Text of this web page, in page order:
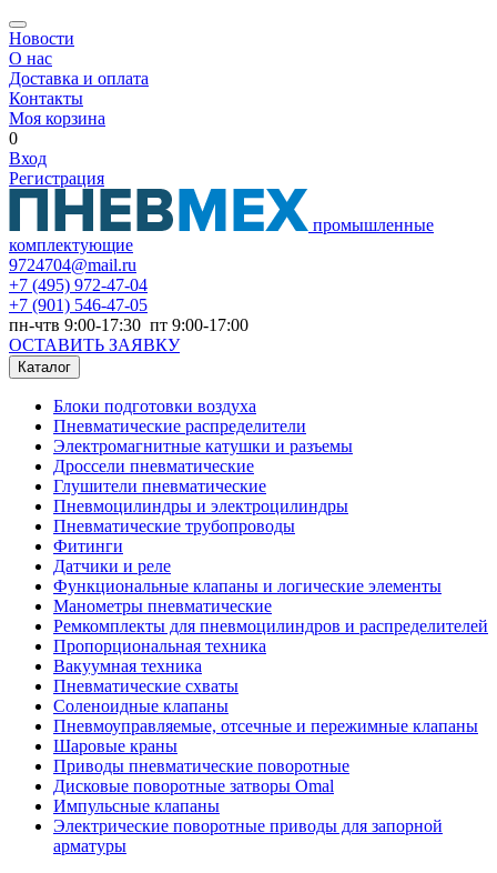
Новости
О нас
Доставка и оплата
Контакты
Моя корзина
0
Вход
Регистрация
промышленные
комплектующие
9724704@mail.ru
+7 (495) 972-47-04
+7 (901) 546-47-05
пн-чтв 9:00-17:30 пт 9:00-17:00
ОСТАВИТЬ ЗАЯВКУ
Каталог
Блоки подготовки воздуха
Пневматические распределители
Электромагнитные катушки и разъемы
Дроссели пневматические
Глушители пневматические
Пневмоцилиндры и электроцилиндры
Пневматические трубопроводы
Фитинги
Датчики и реле
Функциональные клапаны и логические элементы
Манометры пневматические
Ремкомплекты для пневмоцилиндров и распределителей
Пропорциональная техника
Вакуумная техника
Пневматические схваты
Соленоидные клапаны
Пневмоуправляемые, отсечные и пережимные клапаны
Шаровые краны
Приводы пневматические поворотные
Дисковые поворотные затворы Omal
Импульсные клапаны
Электрические поворотные приводы для запорной
арматуры